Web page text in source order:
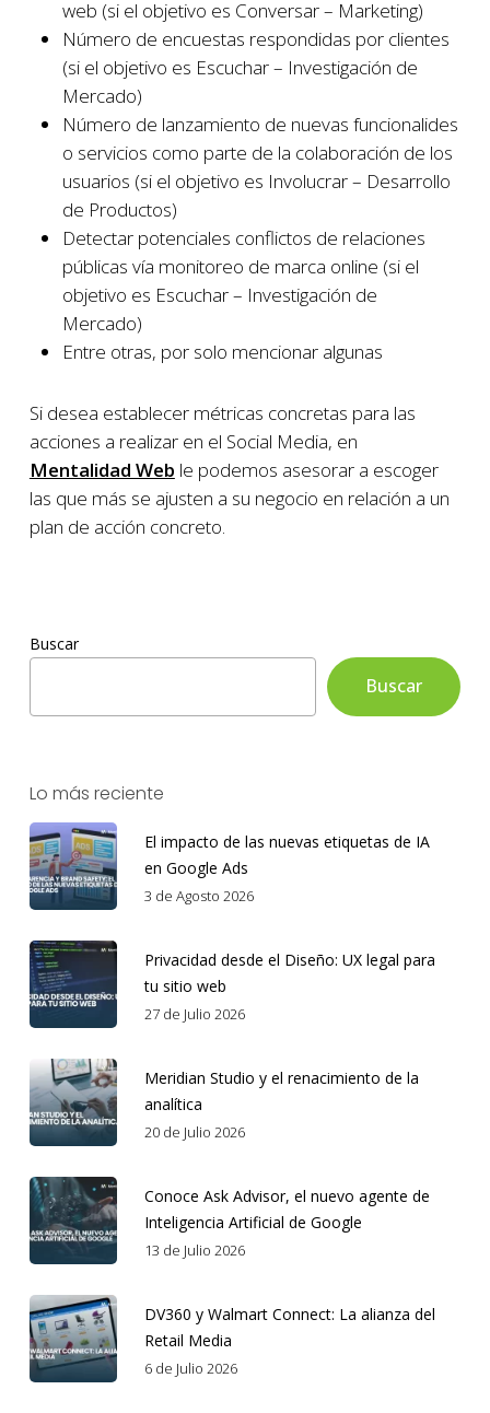
web (si el objetivo es Conversar – Marketing)
Número de encuestas respondidas por clientes
(si el objetivo es Escuchar – Investigación de
Mercado)
Número de lanzamiento de nuevas funcionalides
o servicios como parte de la colaboración de los
usuarios (si el objetivo es Involucrar – Desarrollo
de Productos)
Detectar potenciales conflictos de relaciones
públicas vía monitoreo de marca online (si el
objetivo es Escuchar – Investigación de
Mercado)
Entre otras, por solo mencionar algunas
Si desea establecer métricas concretas para las
acciones a realizar en el Social Media, en
Mentalidad Web le podemos asesorar a escoger
las que más se ajusten a su negocio en relación a un
plan de acción concreto.
Buscar
Buscar
Lo más reciente
El impacto de las nuevas etiquetas de IA
en Google Ads
3 de Agosto 2026
Privacidad desde el Diseño: UX legal para
tu sitio web
27 de Julio 2026
Meridian Studio y el renacimiento de la
analítica
20 de Julio 2026
Conoce Ask Advisor, el nuevo agente de
Inteligencia Artificial de Google
13 de Julio 2026
DV360 y Walmart Connect: La alianza del
Retail Media
6 de Julio 2026